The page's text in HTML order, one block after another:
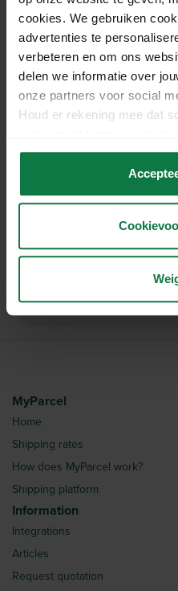
cookies. We gebruiken
advertenties te
verbeteren en om ons
delen we informatie over
onze partners voor social
Houd er rekening mee dat
accepteert.
With this bundle, you
the Zebra ZD220 label
QD2590 barcode
labels. Ideal for busy
online stores.
300 labels per roll
Specificaties
labels
S2-
MyParcel
Home
Shipping rates
How does MyParcel work?
Shipping platform
Information
Integrations
Articles
Request quotation